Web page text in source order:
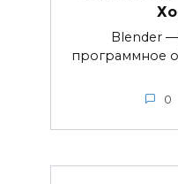
Blender
программное
0